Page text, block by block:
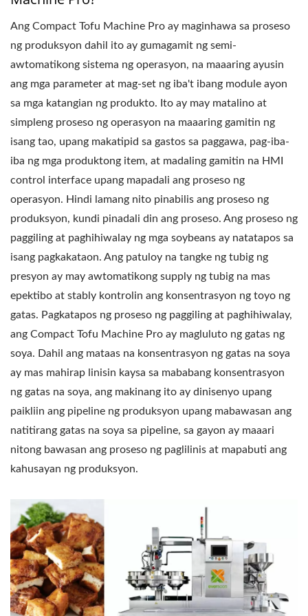
PROSESO NG TOFU,
PARAAN NG
PAGPROSESO NG TOFU,
PROSESO NG
PAGPROSESO NG TOFU,
PRODUKSYON NG
TOFU, TSART NG DALOY
NG PRODUKSYON NG
TOFU, PROSESO NG
PRODUKSYON NG
TOFU, PROSESO NG
PRODUKSYON NG
TOFU, MAKINA NG
PAGKAIN/ PINUNO NG
MAKINA SA PAGGAWA
NG AWTOMATIKONG
TOFU AT SOYMILK NA
PRAYORIDAD SA
KALIGTASAN NG
PAGKAIN.
Ang Compact Tofu Machine Pro ay maginhawa sa proseso
ng produksyon dahil ito ay gumagamit ng semi-
awtomatikong sistema ng operasyon, na maaaring ayusin
ang mga parameter at mag-set ng iba't ibang module ayon
sa mga katangian ng produkto. Ito ay may matalino at
simpleng proseso ng operasyon na maaaring gamitin ng
isang tao, upang makatipid sa gastos sa paggawa, pag-iba-
iba ng mga produktong item, at madaling gamitin na HMI
control interface upang mapadali ang proseso ng
operasyon. Hindi lamang nito pinabilis ang proseso ng
produksyon, kundi pinadali din ang proseso. Ang proseso ng
paggiling at paghihiwalay ng mga soybeans ay natatapos sa
isang pagkakataon. Ang patuloy na tangke ng tubig ng
presyon ay may awtomatikong supply ng tubig na mas
epektibo at stably kontrolin ang konsentrasyon ng toyo ng
gatas. Pagkatapos ng proseso ng paggiling at paghihiwalay,
ang Compact Tofu Machine Pro ay magluluto ng gatas ng
soya. Dahil ang mataas na konsentrasyon ng gatas na soya
ay mas mahirap linisin kaysa sa mababang konsentrasyon
ng gatas na soya, ang makinang ito ay dinisenyo upang
paikliin ang pipeline ng produksyon upang mabawasan ang
natitirang gatas na soya sa pipeline, sa gayon ay maaari
nitong bawasan ang proseso ng paglilinis at mapabuti ang
kahusayan ng produksyon.